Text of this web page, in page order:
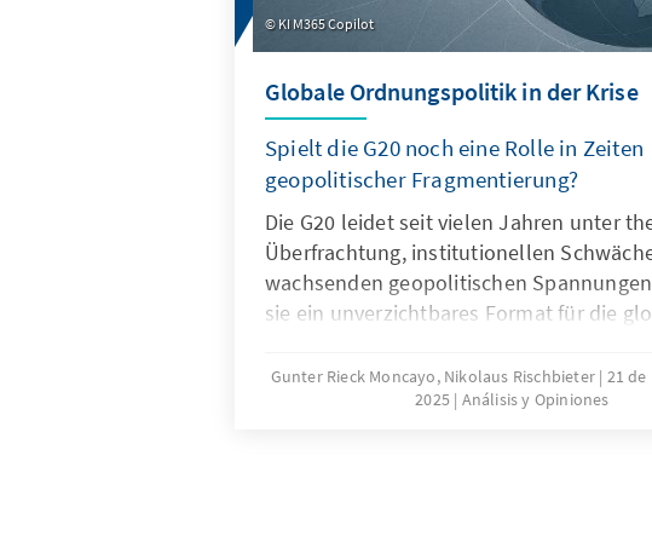
KI M365 Copilot
Globale Ordnungspolitik in der Krise
Spielt die G20 noch eine Rolle in Zeiten
geopolitischer Fragmentierung?
Die G20 leidet seit vielen Jahren unter
Überfrachtung, institutionellen
wachsenden geopolitischen
sie ein unverzichtbares Format für die
und Wirksamkeit zurückgewinnen. Dies
gelingen, wenn die G20 sich auf ihr
Gunter Rieck Moncayo, Nikolaus Rischbieter 21
2025 Análisis y Opiniones